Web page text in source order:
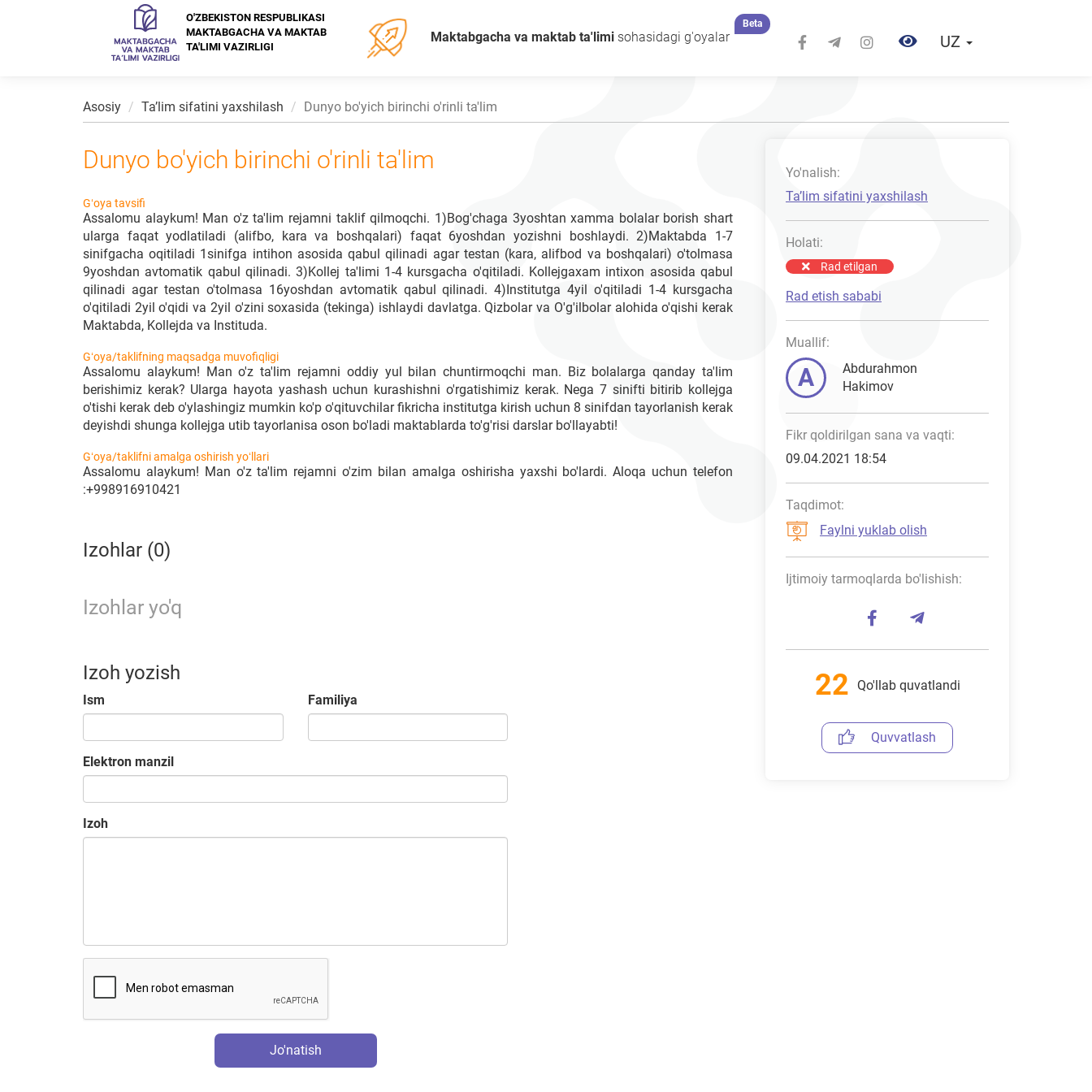
O'ZBEKISTON RESPUBLIKASI
MAKTABGACHA VA MAKTAB
TA'LIMI VAZIRLIGI
Maktabgacha va maktab ta'limi sohasidagi g'oyalar
Beta
UZ
Asosiy Taʼlim sifatini yaxshilash Dunyo bo'yich birinchi o'rinli ta'lim
Dunyo bo'yich birinchi o'rinli ta'lim
Gʻoya tavsifi
Assalomu alaykum! Man o'z ta'lim rejamni taklif qilmoqchi. 1)Bog'chaga 3yoshtan xamma bolalar borish shart
ularga faqat yodlatiladi (alifbo, kara va boshqalari) faqat 6yoshdan yozishni boshlaydi. 2)Maktabda 1-7
sinifgacha oqitiladi 1sinifga intihon asosida qabul qilinadi agar testan (kara, alifbod va boshqalari) o'tolmasa
9yoshdan avtomatik qabul qilinadi. 3)Kollej ta'limi 1-4 kursgacha o'qitiladi. Kollejgaxam intixon asosida qabul
qilinadi agar testan o'tolmasa 16yoshdan avtomatik qabul qilinadi. 4)Institutga 4yil o'qitiladi 1-4 kursgacha
o'qitiladi 2yil o'qidi va 2yil o'zini soxasida (tekinga) ishlaydi davlatga. Qizbolar va O'g'ilbolar alohida o'qishi kerak
Maktabda, Kollejda va Instituda.
Gʻoya/taklifning maqsadga muvofiqligi
Assalomu alaykum! Man o'z ta'lim rejamni oddiy yul bilan chuntirmoqchi man. Biz bolalarga qanday ta'lim
berishimiz kerak? Ularga hayota yashash uchun kurashishni o'rgatishimiz kerak. Nega 7 sinifti bitirib kollejga
o'tishi kerak deb o'ylashingiz mumkin ko'p o'qituvchilar fikricha institutga kirish uchun 8 sinifdan tayorlanish kerak
deyishdi shunga kollejga utib tayorlanisa oson bo'ladi maktablarda to'g'risi darslar bo'llayabti!
Gʻoya/taklifni amalga oshirish yoʻllari
Assalomu alaykum! Man o'z ta'lim rejamni o'zim bilan amalga oshirisha yaxshi bo'lardi. Aloqa uchun telefon
:+998916910421
Izohlar (0)
Izohlar yo'q
Izoh yozish
Ism Familiya
Elektron manzil
Izoh
Jo'natish
Yo'nalish:
Taʼlim sifatini yaxshilash
Holati:
Rad etilgan
Rad etish sababi
Muallif:
A
Abdurahmon
Hakimov
Fikr qoldirilgan sana va vaqti:
09.04.2021 18:54
Taqdimot:
Faylni yuklab olish
Ijtimoiy tarmoqlarda bo'lishish:
22 Qo'llab quvatlandi
Quvvatlash